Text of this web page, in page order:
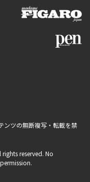
ンツの無断複写・転載を禁
reserved. No